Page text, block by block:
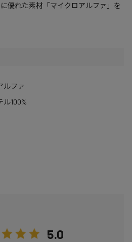
優れた素材「マイクロアルファ」を
ルファ
ル100%
5.0